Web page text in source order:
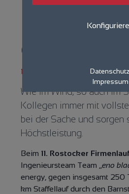
Mit Top
immer vorne
dabei
19.10.2020
Wie im Wind, so auch im
Kollegen immer mit
bei der Sache und sorgen
Höchstleistung.
Beim 11. Rostocker
Ingenieursteam Team „eno
energy, gegen insgesamt 250
km Staffellauf durch den
Datenschutz
Impressum